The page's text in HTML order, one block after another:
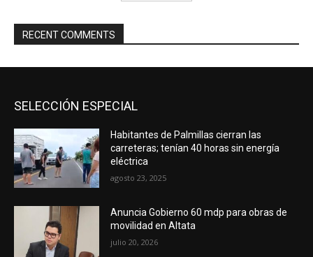
RECENT COMMENTS
SELECCIÓN ESPECIAL
Habitantes de Palmillas cierran las
carreteras; tenían 40 horas sin energía
eléctrica
agosto 23, 2025
Anuncia Gobierno 60 mdp para obras de
movilidad en Altata
julio 20, 2026